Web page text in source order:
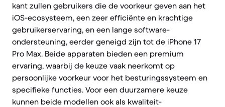
kant zullen gebruikers die de voorkeur geven aan het
iOS-ecosysteem, een zeer efficiënte en krachtige
gebruikerservaring, en een lange software-
ondersteuning, eerder geneigd zijn tot de iPhone 17
Pro Max. Beide apparaten bieden een premium
ervaring, waarbij de keuze vaak neerkomt op
persoonlijke voorkeur voor het besturingssysteem en
specifieke functies. Voor een duurzamere keuze
kunnen beide modellen ook als kwaliteit-